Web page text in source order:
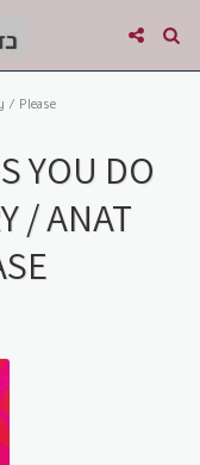
/ Please
YOU DO
/ ANAT